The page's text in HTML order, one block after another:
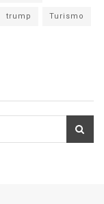
trump Turismo